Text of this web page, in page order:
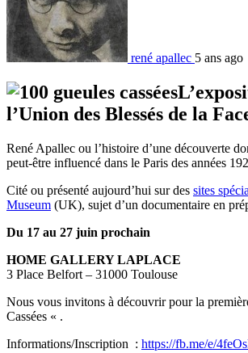
rené apallec 5 ans ago
l’Union des Blessés de la
René Apallec ou l’histoire d’une découverte
peut-être influencé dans le Paris des années
Cité ou présenté aujourd’hui sur des sites
Museum (UK), sujet d’un documentaire en
Du 17 au 27 juin prochain
HOME GALLERY LAPLACE
3 Place Belfort – 31000 Toulouse
Nous vous invitons à découvrir pour la
Cassées « .
Informations/Inscription : https://fb.me/e/